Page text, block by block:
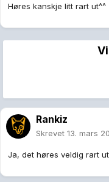
Høres kanskje litt rart ut^^
Rankiz
Skrevet 13. mars
Ja, det høres veldig rart